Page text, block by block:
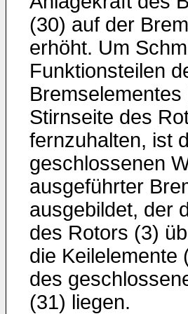
(30) auf der
erhöht. Um
Funktionsteilen
Stirnseite des
fernzuhalten, ist
geschlossenen
ausgeführter
ausgebildet, der
des Rotors (3)
die Keilelemente
des
(31) liegen.